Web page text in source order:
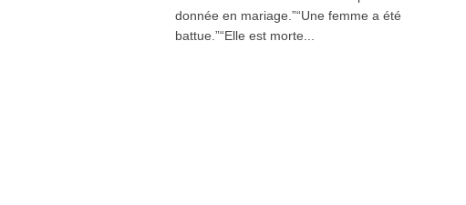
donnée en mariage.”“Une femme a été
battue.”“Elle est morte...